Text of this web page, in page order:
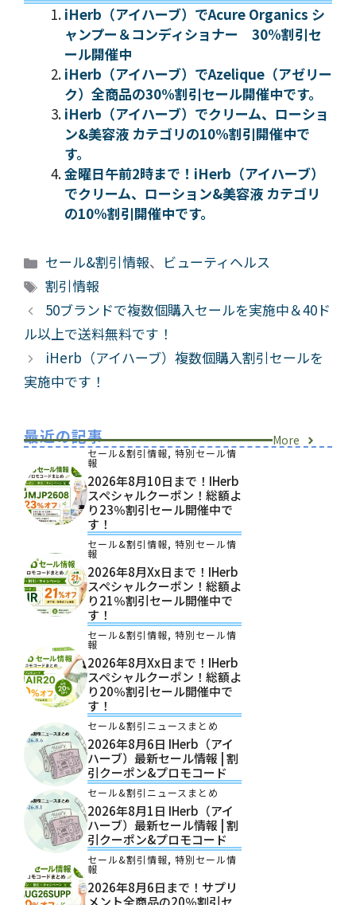
iHerb（アイハーブ）でAcure Organics シ
ャンプー＆コンディショナー 30%割引セ
ール開催中
iHerb（アイハーブ）でAzelique（アゼリー
ク）全商品の30%割引セール開催中です。
iHerb（アイハーブ）でクリーム、ローショ
ン&美容液 カテゴリの10%割引開催中で
す。
金曜日午前2時まで！iHerb（アイハーブ）
でクリーム、ローション&美容液 カテゴリ
の10%割引開催中です。
カ
テ
ゴ
リ
ー
セール&割引情報、 ビューティヘルス
タ
グ
割引情報
50ブランドで複数個購入セールを実施中＆40ド
ル以上で送料無料です！
iHerb（アイハーブ）複数個購入割引セールを
実施中です！
最近の記事 More
セール&割引情報, 特別セール情
報
2026年8月10日まで！iHerb
スペシャルクーポン！総額よ
り23％割引セール開催中で
す！
セール&割引情報, 特別セール情
報
2026年8月xx日まで！iHerb
スペシャルクーポン！総額よ
り21％割引セール開催中で
す！
セール&割引情報, 特別セール情
報
2026年8月xx日まで！iHerb
スペシャルクーポン！総額よ
り20％割引セール開催中で
す！
セール&割引ニュースまとめ
2026年8月6日 IHerb（アイ
ハーブ）最新セール情報 | 割
引クーポン&プロモコード
セール&割引ニュースまとめ
2026年8月1日 IHerb（アイ
ハーブ）最新セール情報 | 割
引クーポン&プロモコード
セール&割引情報, 特別セール情
報
2026年8月6日まで！サプリ